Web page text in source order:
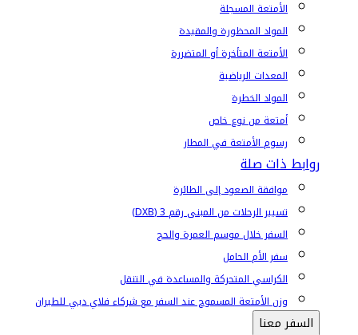
الأمتعة المسجلة
المواد المحظورة والمقيدة
الأمتعة المتأخرة أو المتضررة
المعدات الرياضية
المواد الخطرة
أمتعة من نوع خاص
رسوم الأمتعة في المطار
روابط ذات صلة
موافقة الصعود إلى الطائرة
تسيير الرحلات من المبنى رقم 3 (DXB)
السفر خلال موسم العمرة والحج
سفر الأم الحامل
الكراسي المتحركة والمساعدة في التنقل
وزن الأمتعة المسموح عند السفر مع شركاء فلاي دبي للطيران
السفر معنا